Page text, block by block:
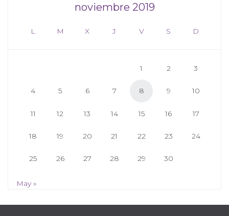
noviembre 2019
L M X J V S D
1 2 3
4 5 6 7 8 9 10
11 12 13 14 15 16 17
18 19 20 21 22 23 24
25 26 27 28 29 30
May »